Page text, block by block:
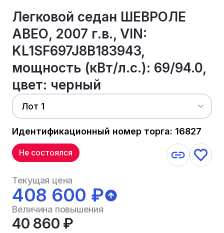
Легковой седан ШЕВРОЛЕ
АВЕО, 2007 г.в., VIN:
KL1SF697J8B183943,
мощность (кВт/л.с.): 69/94.0,
цвет: черный
Лот 1
Идентификационный номер торга: 16827
Не состоялся
Текущая цена
408 600 ₽
Величина повышения
40 860 ₽